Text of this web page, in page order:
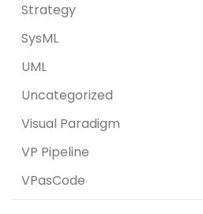
Strategy
SysML
UML
Uncategorized
Visual Paradigm
VP Pipeline
VPasCode